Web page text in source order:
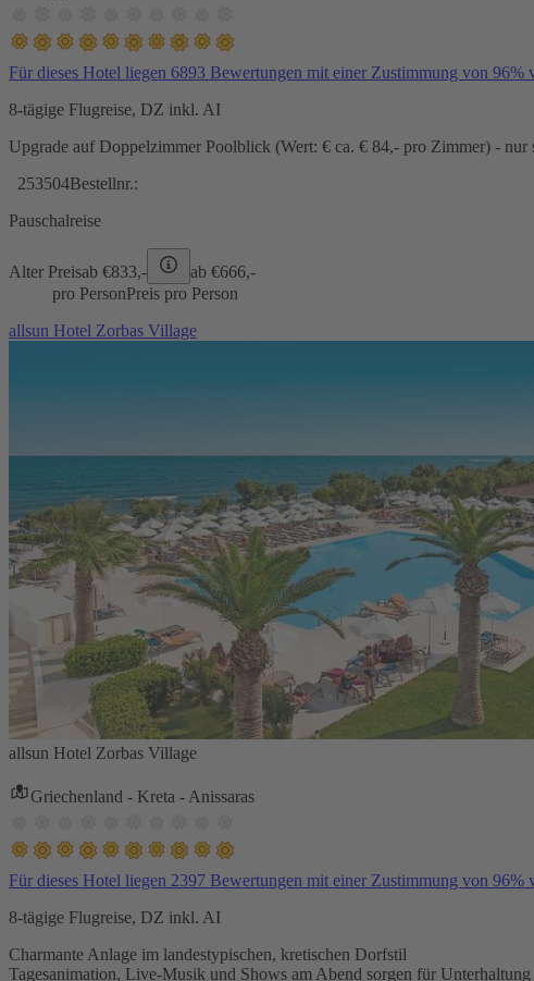
Für dieses Hotel liegen 6893 Bewertungen mit einer Zustimmung von 96%
8-tägige Flugreise, DZ inkl. AI
Upgrade auf Doppelzimmer Poolblick (Wert: € ca. € 84,- pro Zimmer) - nur
253504Bestellnr.:
Pauschalreise
Alter Preisab €833,- ab €666,-
pro PersonPreis pro Person
allsun Hotel Zorbas Village
allsun Hotel Zorbas Village
Griechenland - Kreta - Anissaras
Für dieses Hotel liegen 2397 Bewertungen mit einer Zustimmung von 96%
8-tägige Flugreise, DZ inkl. AI
Charmante Anlage im landestypischen, kretischen Dorfstil
Tagesanimation, Live-Musik und Shows am Abend sorgen für Unterhaltung